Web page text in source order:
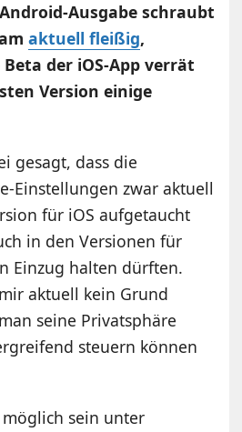
Ausgabe schraubt
aktuell fleißig,
der iOS-App verrät
Version einige
gesagt, dass die
Einstellungen zwar aktuell
für iOS aufgetaucht
in den Versionen für
Einzug halten dürften.
aktuell kein Grund
seine Privatsphäre
steuern können
sein unter